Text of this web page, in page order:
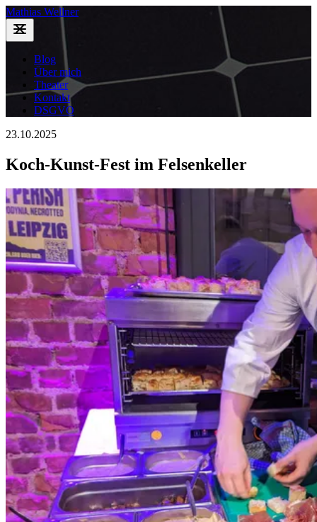
Mathias Wellner
Blog
Über mich
Theater
Kontakt
DSGVO
23.10.2025
Koch-Kunst-Fest im Felsenkeller